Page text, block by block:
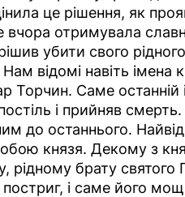
це рішення, як
отримувала
убити свого
відомі навіть
Торчин. Саме
і прийняв
до останнього.
князя. Декому з
рідному брату святого
і саме його